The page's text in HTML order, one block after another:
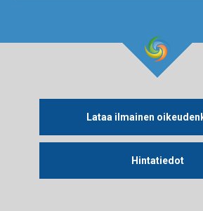
Lataa ilmainen
Hintatiedot